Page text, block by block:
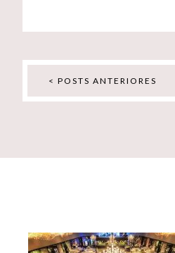
< POSTS ANTERIORES